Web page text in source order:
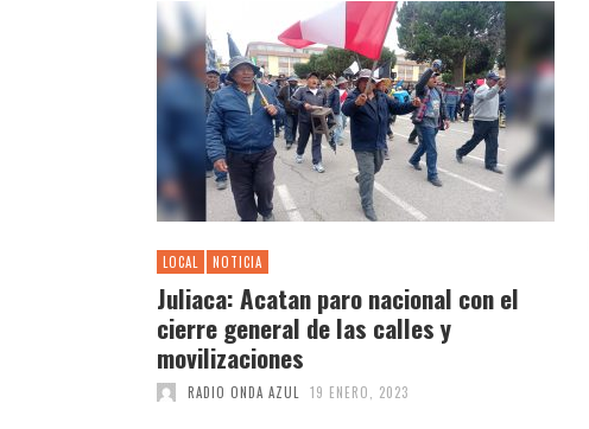
LOCAL NOTICIA
Juliaca: Acatan paro nacional con el
cierre general de las calles y
movilizaciones
RADIO ONDA AZUL 19 ENERO, 2023